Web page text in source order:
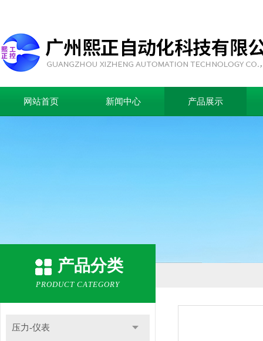
网站首页 新闻中心 产品展示
产品分类
PRODUCT CATEGORY
压力-仪表